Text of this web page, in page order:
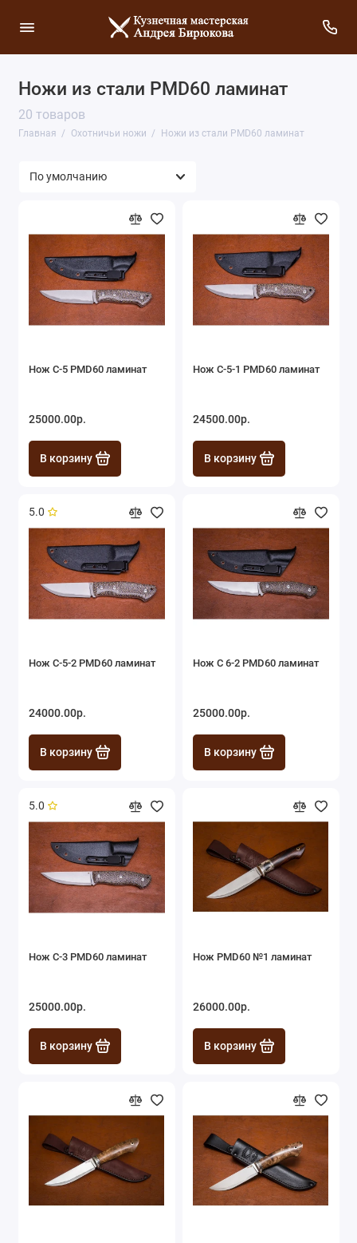
Ножи из стали PMD60 ламинат
20 товаров
Главная Охотничьи ножи Ножи из стали PMD60 ламинат
Нож C-5 PMD60 ламинат
25000.00р.
В корзину
Нож C-5-1 PMD60 ламинат
24500.00р.
В корзину
5.0
Нож C-5-2 PMD60 ламинат
24000.00р.
В корзину
Нож C 6-2 PMD60 ламинат
25000.00р.
В корзину
5.0
Нож C-3 PMD60 ламинат
25000.00р.
В корзину
Нож PMD60 №1 ламинат
26000.00р.
В корзину